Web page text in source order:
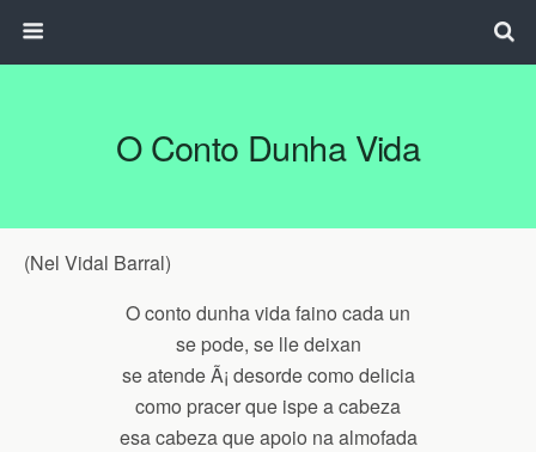
O Conto Dunha Vida
(Nel Vidal Barral)
O conto dunha vida faino cada un
se pode, se lle deixan
se atende Ã¡ desorde como delicia
como pracer que ispe a cabeza
esa cabeza que apoio na almofada